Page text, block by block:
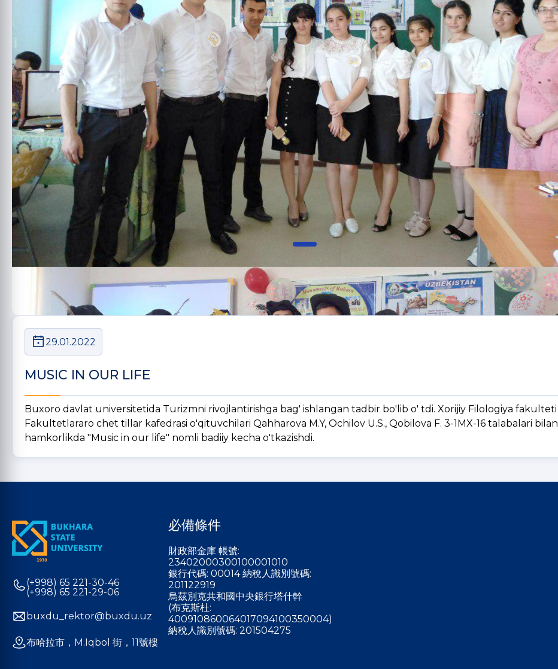
29.01.2022
MUSIC IN OUR LIFE
Buxoro davlat universitetida Turizmni rivojlantirishga bag' ishlangan tadbir bo'lib o' tdi. Xorijiy Filologiya fakulteti
Fakultetlararo chet tillar kafedrasi o'qituvchilari Qahharova M.Y, Ochilov U.S., Qobilova F. 3-1MX-16 talabalari bilan
hamkorlikda "Music in our life" nomli badiiy kecha o'tkazishdi.
(+998) 65 221-30-46
(+998) 65 221-29-06
buxdu_rektor@buxdu.uz
布哈拉市，M.Iqbol 街，11號樓
必備條件
財政部金庫 帳號:
23402000300100001010
銀行代碼: 00014 納稅人識別號碼:
201122919
烏茲別克共和國中央銀行塔什幹
(布克斯杜:
400910860064017094100350004)
納稅人識別號碼: 201504275